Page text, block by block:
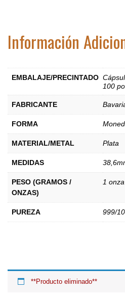
Información
EMBALAJE/PRECINTADO
100
FABRICANTE
FORMA
MATERIAL/METAL Plata
MEDIDAS
PESO (GRAMOS /
ONZAS)
1
PUREZA 999/
**Producto eliminado**